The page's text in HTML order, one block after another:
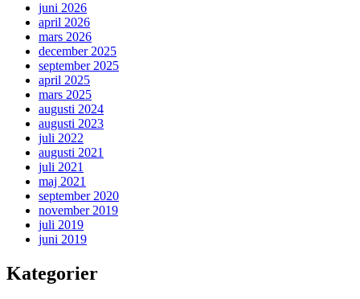
juni 2026
april 2026
mars 2026
december 2025
september 2025
april 2025
mars 2025
augusti 2024
augusti 2023
juli 2022
augusti 2021
juli 2021
maj 2021
september 2020
november 2019
juli 2019
juni 2019
Kategorier